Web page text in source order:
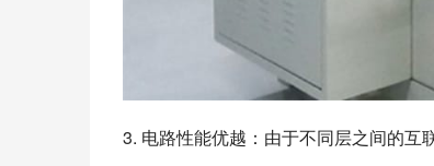
3. 电路性能优越：由于不同层之间的互